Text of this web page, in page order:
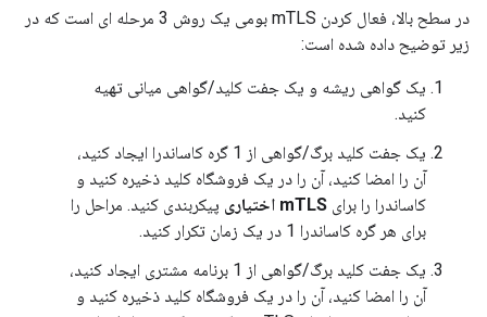
در سطح بالا، فعال کردن mTLS بومی یک روش 3 مرحله ای است که در
زیر توضیح داده شده است:
یک گواهی ریشه و یک جفت کلید/گواهی میانی تهیه
کنید.
یک جفت کلید برگ/گواهی از 1 گره کاساندرا ایجاد کنید،
آن را امضا کنید، آن را در یک فروشگاه کلید ذخیره کنید و
کاساندرا را برای mTLS اختیاری
پیکربندی کنید. مراحل را
برای هر گره کاساندرا 1 در یک زمان تکرار کنید.
یک جفت کلید برگ/گواهی از 1 برنامه مشتری ایجاد کنید،
آن را امضا کنید، آن را در یک فروشگاه کلید ذخیره کنید و